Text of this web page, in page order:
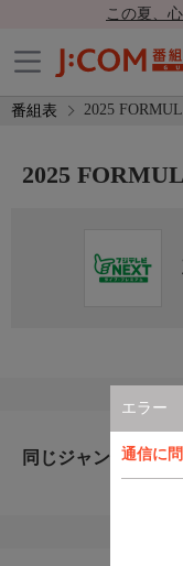
この夏、
番組表 2025
エラー
通信に
2025
同じジャンルのお